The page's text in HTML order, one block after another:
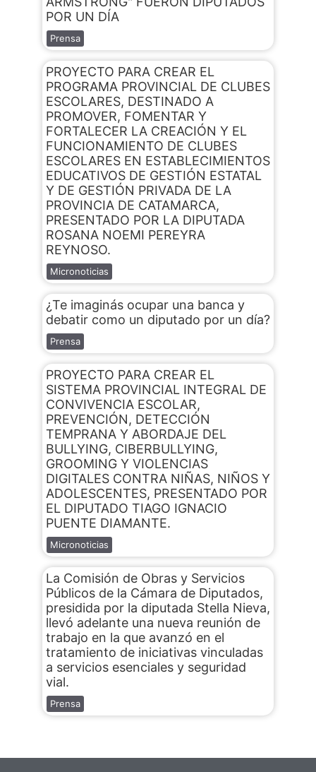
POR UN DÍA
Prensa
PROYECTO PARA CREAR EL
PROGRAMA PROVINCIAL DE CLUBES
ESCOLARES, DESTINADO A
PROMOVER, FOMENTAR Y
FORTALECER LA CREACIÓN Y EL
FUNCIONAMIENTO DE CLUBES
ESCOLARES EN ESTABLECIMIENTOS
EDUCATIVOS DE GESTIÓN ESTATAL
Y DE GESTIÓN PRIVADA DE LA
PROVINCIA DE CATAMARCA,
PRESENTADO POR LA DIPUTADA
ROSANA NOEMI PEREYRA
REYNOSO.
Micronoticias
¿Te imaginás ocupar una banca y
debatir como un diputado por un día?
Prensa
PROYECTO PARA CREAR EL
SISTEMA PROVINCIAL INTEGRAL DE
CONVIVENCIA ESCOLAR,
PREVENCIÓN, DETECCIÓN
TEMPRANA Y ABORDAJE DEL
BULLYING, CIBERBULLYING,
GROOMING Y VIOLENCIAS
DIGITALES CONTRA NIÑAS, NIÑOS Y
ADOLESCENTES, PRESENTADO POR
EL DIPUTADO TIAGO IGNACIO
PUENTE DIAMANTE.
Micronoticias
La Comisión de Obras y Servicios
Públicos de la Cámara de Diputados,
presidida por la diputada Stella Nieva,
llevó adelante una nueva reunión de
trabajo en la que avanzó en el
tratamiento de iniciativas vinculadas
a servicios esenciales y seguridad
vial.
Prensa